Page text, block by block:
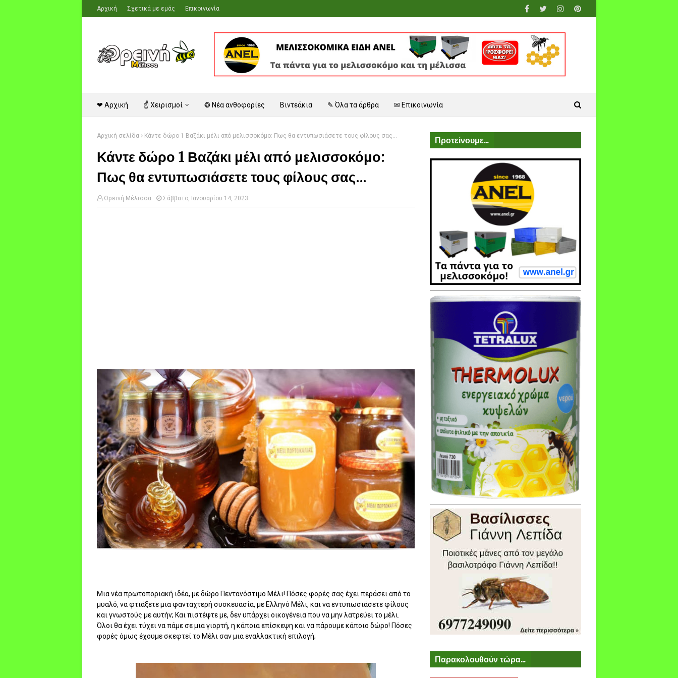
Αρχική Σχετικά με εμάς Επικοινωνία
❤ Αρχική ☝ Χειρισμοί ❂ Νέα ανθοφορίες Βιντεάκια ✎ Όλα τα άρθρα ✉ Επικοινωνία
Αρχική σελίδα Κάντε δώρο 1 Βαζάκι μέλι από μελισσοκόμο: Πως θα εντυπωσιάσετε τους φίλους σας...
Κάντε δώρο 1 Βαζάκι μέλι από μελισσοκόμο:
Πως θα εντυπωσιάσετε τους φίλους σας...
Ορεινή Μέλισσα Σάββατο, Ιανουαρίου 14, 2023
Μια νέα πρωτοποριακή ιδέα, με δώρο Πεντανόστιμο Μέλι! Πόσες φορές σας έχει περάσει από το
μυαλό, να φτιάξετε μια φανταχτερή συσκευασία, με Ελληνό Μέλι, και να εντυπωσιάσετε φίλους
και γνωστούς με αυτήν; Και πιστέψτε με, δεν υπάρχει οικογένεια που να μην λατρεύει το μέλι.
Όλοι θα έχει τύχει να πάμε σε μια γιορτή, η κάποια επίσκεψη και να πάρουμε κάποιο δώρο! Πόσες
φορές όμως έχουμε σκεφτεί το Μέλι σαν μια εναλλακτική επιλογή;
Προτείνουμε...
Παρακολουθούν τώρα...